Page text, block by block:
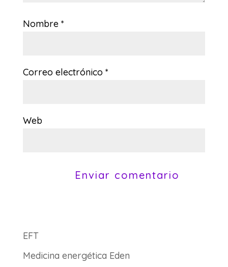
Nombre *
Correo electrónico *
Web
e
r
EFT
Medicina energética Eden